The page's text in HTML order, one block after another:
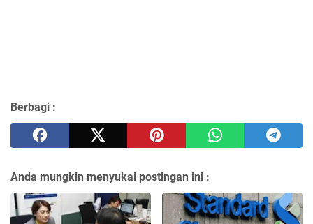
Berbagi :
Anda mungkin menyukai postingan ini :